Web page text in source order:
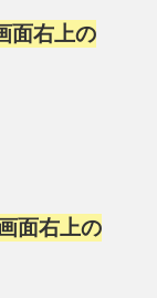
面右上の
面右上の